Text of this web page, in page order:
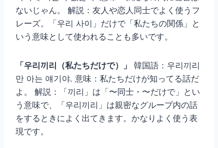
ないじゃん。 解説：友人や恋人同士でよく使うフ
レーズ。「우리 사이」だけで「私たちの関係」と
いう意味として使われることも多いです。
「우리끼리（私たちだけで）」
韓国語：우리끼리
만 아는 얘기야. 意味：私たちだけが知ってる話だ
よ。 解説：「끼리」は「〜同士・〜だけで」とい
う意味で、「우리끼리」は親密なグループ内の話
をするときによく出てきます。かなりよく使う表
現です。